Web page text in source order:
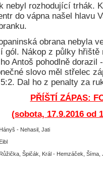
nebyl rozhodující trhák.
do vápna našel hlavu
obrana nebyla
gól. Nákop z půlky
Antoš pohodlně
slovo měl střelec
Dal ho z penalty za
PŘÍŠTÍ ZÁPAS:
(sobota, 17.9.2016 od
Hányš - Nehasil, Jati
Eibl
Růžička, Špičák, Král - Hemzáček,